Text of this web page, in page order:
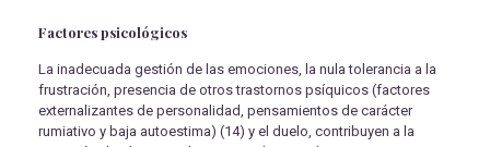
Factores psicológicos
La inadecuada gestión de las emociones, la nula tolerancia a la
frustración, presencia de otros trastornos psíquicos (factores
externalizantes de personalidad, pensamientos de carácter
rumiativo y baja autoestima) (14) y el duelo, contribuyen a la